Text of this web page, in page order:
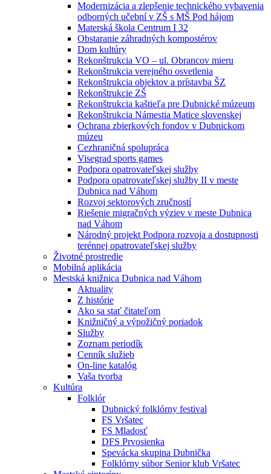
Modernizácia a zlepšenie technického vybavenia
odborných učební v ZŠ s MŠ Pod hájom
Materská škola Centrum I 32
Obstaranie záhradných kompostérov
Dom kultúry
Rekonštrukcia VO – ul. Obrancov mieru
Rekonštrukcia verejného osvetlenia
Rekonštrukcia objektov a prístavba ŠZ
Rekonštrukcie ZŠ
Rekonštrukcia kaštieľa pre Dubnické múzeum
Rekonštrukcia Námestia Matice slovenskej
Ochrana zbierkových fondov v Dubnickom
múzeu
Cezhraničná spolupráca
Visegrad sports games
Podpora opatrovateľskej služby
Podpora opatrovateľskej služby II v meste
Dubnica nad Váhom
Rozvoj sektorových zručností
Riešenie migračných výziev v meste Dubnica
nad Váhom
Národný projekt Podpora rozvoja a dostupnosti
terénnej opatrovateľskej služby
Životné prostredie
Mobilná aplikácia
Mestská knižnica Dubnica nad Váhom
Aktuality
Z histórie
Ako sa stať čitateľom
Knižničný a výpožičný poriadok
Služby
Zoznam periodík
Cenník služieb
On-line katalóg
Vaša tvorba
Kultúra
Folklór
Dubnický folklórny festival
FS Vršatec
FS Mladosť
DFS Prvosienka
Spevácka skupina Dubnička
Folklórny súbor Senior klub Vršatec